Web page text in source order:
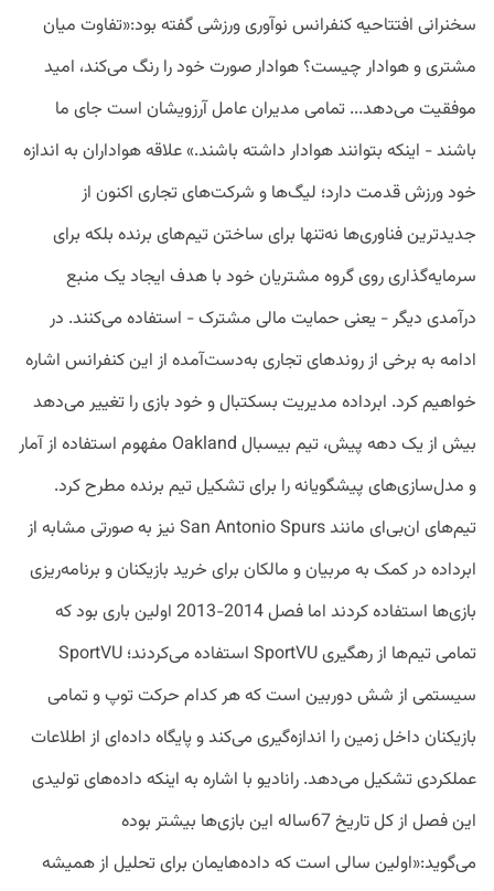
سخنرانی افتتاحیه کنفرانس نوآوری ورزشی گفته بود:«تفاوت میان
مشتری و هوادار چیست؟ هوادار صورت خود را رنگ می‌کند، امید
موفقیت می‌دهد... تمامی مدیران عامل آرزویشان است جای ما
باشند - اینکه بتوانند هوادار داشته باشند.» علاقه هواداران به اندازه
خود ورزش قدمت دارد؛ لیگ‌ها و شرکت‌های تجاری اکنون از
جدیدترین فناوری‌ها نه‌تنها برای ساختن تیم‌های برنده بلکه برای
سرمایه‌گذاری روی گروه مشتریان خود با هدف ایجاد یک منبع
درآمدی دیگر - یعنی حمایت مالی مشترک - استفاده می‌کنند. در
ادامه به برخی از روندهای تجاری به‌دست‌آمده از این کنفرانس اشاره
خواهیم کرد. ابرداده مدیریت بسکتبال و خود بازی را تغییر می‌دهد
بیش از یک دهه پیش، تیم بیسبال Oakland مفهوم استفاده از آمار
و مدل‌سازی‌های پیشگویانه را برای تشکیل تیم برنده مطرح کرد.
تیم‌های ان‌بی‌ای مانند San Antonio Spurs نیز به صورتی مشابه از
ابرداده در کمک به مربیان و مالکان برای خرید بازیکنان و برنامه‌ریزی
بازی‌ها استفاده کردند اما فصل 2014-2013 اولین باری بود که
تمامی تیم‌ها از رهگیری SportVU استفاده می‌کردند؛ SportVU
سیستمی از شش دوربین است که هر کدام حرکت توپ و تمامی
بازیکنان داخل زمین را اندازه‌گیری می‌کند و پایگاه داده‌ای از اطلاعات
عملکردی تشکیل می‌دهد. رانادیو با اشاره به اینکه داده‌های تولیدی
این فصل از کل تاریخ 67ساله این بازی‌ها بیشتر بوده
می‌گوید:«اولین سالی است که داده‌هایمان برای تحلیل از همیشه